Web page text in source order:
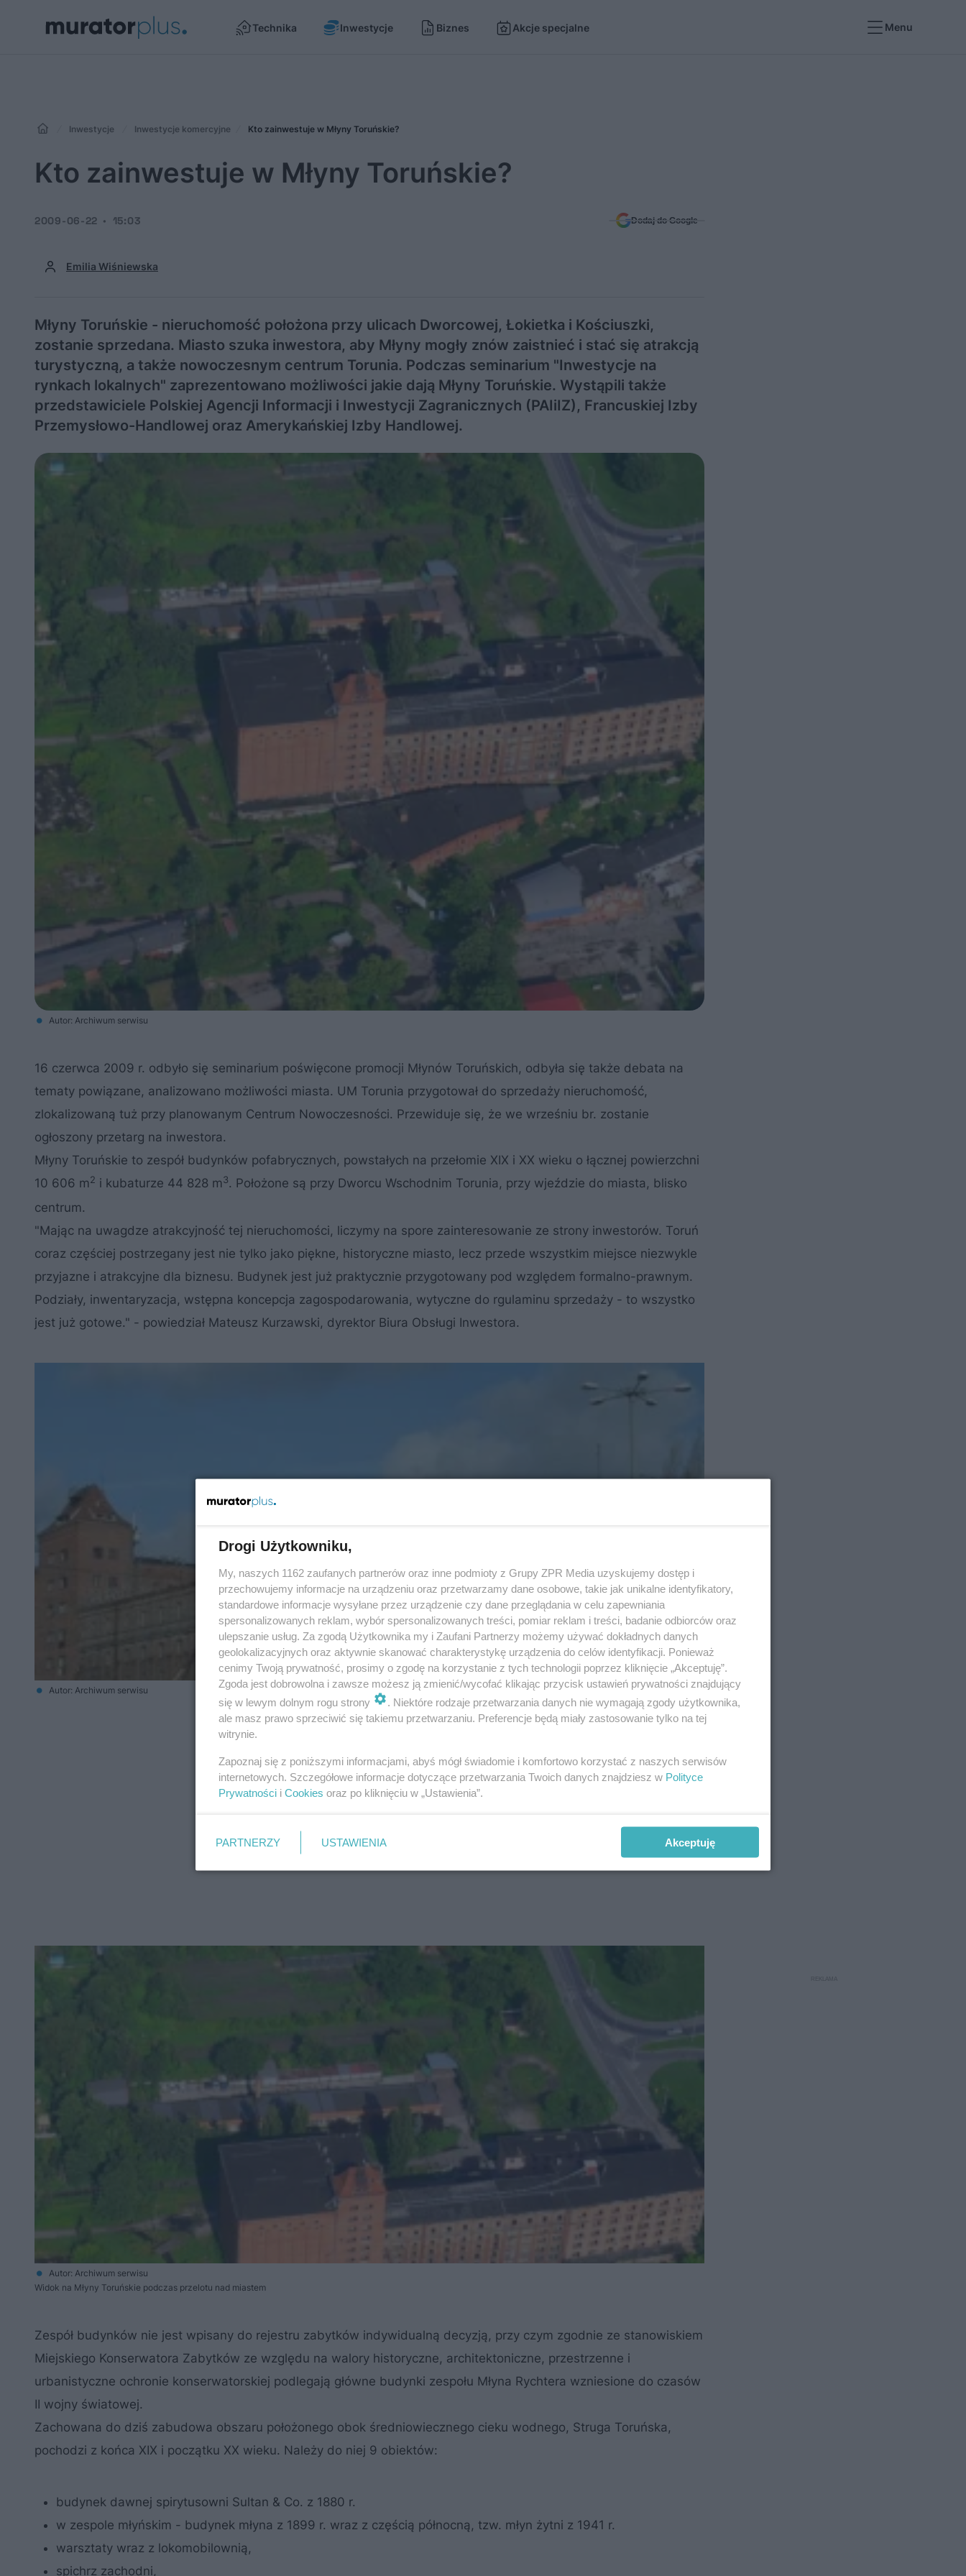
Technika Inwestycje Biznes Akcje specjalne Menu
Inwestycje Inwestycje komercyjne Kto zainwestuje w Młyny Toruńskie?
Kto zainwestuje w Młyny Toruńskie?
Emilia Wiśniewska
2009-06-22 15:03 Dodaj do Google
Młyny Toruńskie - nieruchomość położona przy ulicach Dworcowej, Łokietka i Kościuszki,
zostanie sprzedana. Miasto szuka inwestora, aby Młyny mogły znów zaistnieć i stać się atrakcją
turystyczną, a także nowoczesnym centrum Torunia. Podczas seminarium "Inwestycje na
rynkach lokalnych" zaprezentowano możliwości jakie dają Młyny Toruńskie. Wystąpili także
przedstawiciele Polskiej Agencji Informacji i Inwestycji Zagranicznych (PAIiIZ), Francuskiej Izby
Przemysłowo-Handlowej oraz Amerykańskiej Izby Handlowej.
Autor: Archiwum serwisu
16 czerwca 2009 r. odbyło się seminarium poświęcone promocji Młynów Toruńskich, odbyła się także debata na
tematy powiązane, analizowano możliwości miasta. UM Torunia przygotował do sprzedaży nieruchomość,
zlokalizowaną tuż przy planowanym Centrum Nowoczesności. Przewiduje się, że we wrześniu br. zostanie
ogłoszony przetarg na inwestora.
Młyny Toruńskie to zespół budynków pofabrycznych, powstałych na przełomie XIX i XX wieku o łącznej powierzchni
10 606 m2 i kubaturze 44 828 m3. Położone są przy Dworcu Wschodnim Torunia, przy wjeździe do miasta, blisko
centrum.
"Mając na uwagdze atrakcyjność tej nieruchomości, liczymy na spore zainteresowanie ze strony inwestorów. Toruń
coraz częściej postrzegany jest nie tylko jako piękne, historyczne miasto, lecz przede wszystkim miejsce niezwykle
przyjazne i atrakcyjne dla biznesu. Budynek jest już praktycznie przygotowany pod względem formalno-prawnym.
Podziały, inwentaryzacja, wstępna koncepcja zagospodarowania, wytyczne do rgulaminu sprzedaży - to wszystko
jest już gotowe." - powiedział Mateusz Kurzawski, dyrektor Biura Obsługi Inwestora.
Autor: Archiwum serwisu
Autor: Archiwum serwisu
Widok na Młyny Toruńskie podczas przelotu nad miastem
Zespół budynków nie jest wpisany do rejestru zabytków indywidualną decyzją, przy czym zgodnie ze stanowiskiem
Miejskiego Konserwatora Zabytków ze względu na walory historyczne, architektoniczne, przestrzenne i
urbanistyczne ochronie konserwatorskiej podlegają główne budynki zespołu Młyna Rychtera wzniesione do czasów
II wojny światowej.
Zachowana do dziś zabudowa obszaru położonego obok średniowiecznego cieku wodnego, Struga Toruńska,
pochodzi z końca XIX i początku XX wieku. Należy do niej 9 obiektów:
budynek dawnej spirytusowni Sultan & Co. z 1880 r.
w zespole młyńskim - budynek młyna z 1899 r. wraz z częścią północną, tzw. młyn żytni z 1941 r.
warsztaty wraz z lokomobilownią,
spichrz zachodni,
Drogi Użytkowniku,
My, naszych 1162 zaufanych partnerów oraz inne podmioty z Grupy ZPR Media uzyskujemy dostęp i
przechowujemy informacje na urządzeniu oraz przetwarzamy dane osobowe, takie jak unikalne identyfikatory,
standardowe informacje wysyłane przez urządzenie czy dane przeglądania w celu zapewniania
spersonalizowanych reklam, wybór spersonalizowanych treści, pomiar reklam i treści, badanie odbiorców oraz
ulepszanie usług. Za zgodą Użytkownika my i Zaufani Partnerzy możemy używać dokładnych danych
geolokalizacyjnych oraz aktywnie skanować charakterystykę urządzenia do celów identyfikacji. Ponieważ
cenimy Twoją prywatność, prosimy o zgodę na korzystanie z tych technologii poprzez kliknięcie „Akceptuję”.
Zgoda jest dobrowolna i zawsze możesz ją zmienić/wycofać klikając przycisk ustawień prywatności znajdujący
się w lewym dolnym rogu strony
. Niektóre rodzaje przetwarzania danych nie wymagają zgody użytkownika,
ale masz prawo sprzeciwić się takiemu przetwarzaniu. Preferencje będą miały zastosowanie tylko na tej
witrynie.
Zapoznaj się z poniższymi informacjami, abyś mógł świadomie i komfortowo korzystać z naszych serwisów
internetowych. Szczegółowe informacje dotyczące przetwarzania Twoich danych znajdziesz w Polityce
Prywatności i Cookies oraz po kliknięciu w „Ustawienia”.
PARTNERZY USTAWIENIA Akceptuję